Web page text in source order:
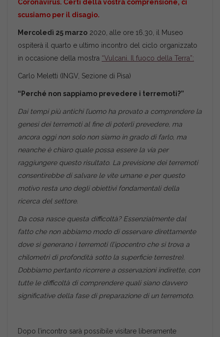
Coronavirus. Certi della vostra comprensione, ci
scusiamo per il disagio.
Mercoledì 25 marzo 2020, alle ore 16.30, il Museo
ospiterà il quarto e ultimo incontro del ciclo organizzato
in occasione della mostra “Vulcani. Il fuoco della Terra”:
Carlo Meletti (INGV, Sezione di Pisa)
“Perché non sappiamo prevedere i terremoti?”
Dai tempi più antichi l’uomo ha provato a comprendere la
genesi dei terremoti al fine di poterli prevedere, ma
ancora oggi non solo non siamo in grado di farlo, ma
neanche è chiaro quale possa essere la via per
raggiungere questo risultato. La previsione dei terremoti
consentirebbe di salvare le vite umane e per questo
motivo resta uno degli obiettivi fondamentali della
ricerca del settore.
Da cosa nasce questa difficoltà? Essenzialmente dal
fatto che non abbiamo modo di osservare direttamente
dove si generano i terremoti (l’ipocentro che si trova a
chilometri di profondità sotto la superficie terrestre).
Dobbiamo pertanto ricorrere a osservazioni indirette, con
tutte le difficoltà di comprendere quali siano davvero
significative della fase di preparazione di un terremoto.
Dopo l’incontro sarà possibile visitare liberamente